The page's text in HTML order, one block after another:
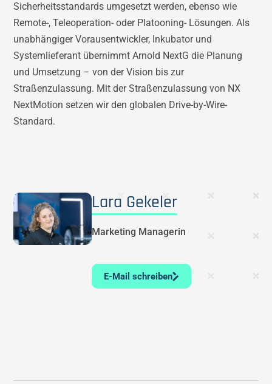
Sicherheitsstandards umgesetzt werden, ebenso wie
Remote-, Teleoperation- oder Platooning- Lösungen. Als
unabhängiger Vorausentwickler, Inkubator und
Systemlieferant übernimmt Arnold NextG die Planung
und Umsetzung – von der Vision bis zur
Straßenzulassung. Mit der Straßenzulassung von NX
NextMotion setzen wir den globalen Drive-by-Wire-
Standard.
Lara Gekeler
Marketing Managerin
E-Mail schreiben